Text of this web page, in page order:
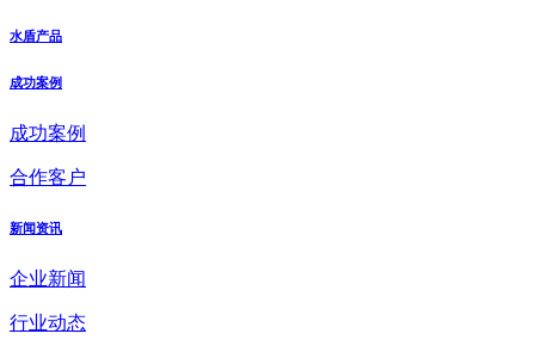
水盾产品
成功案例
成功案例
合作客户
新闻资讯
企业新闻
行业动态